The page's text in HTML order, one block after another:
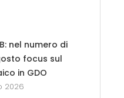
nel numero di
focus sul
in GDO
2026